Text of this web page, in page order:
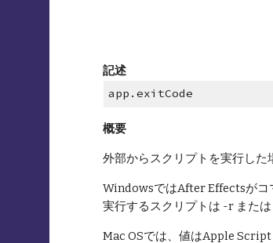
記述
app.exitCode
概要
外部からスクリプトを実行し
WindowsではAfter Effectsがコ
実行するスクリプトは -r また
Mac OSでは、値はApple